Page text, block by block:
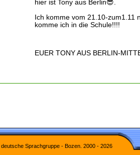
hier ist Tony aus Berlin😎.
Ich komme vom 21.10-zum1.11
komme ich in die Schule!!!!
EUER TONY AUS BERLIN-
Sprachgruppe - Bozen. 2000 - 2026